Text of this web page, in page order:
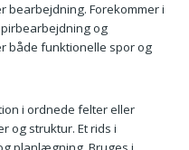
Forekommer i
og
både funktionelle spor og
i ordnede felter eller
og struktur. Et rids i